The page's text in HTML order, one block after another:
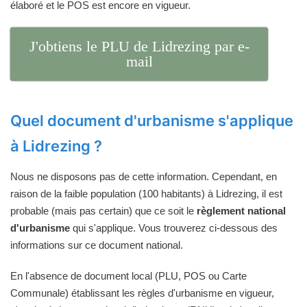
élaboré et le POS est encore en vigueur.
J'obtiens le PLU de Lidrezing par e-
mail
Quel document d'urbanisme s'applique
à Lidrezing ?
Nous ne disposons pas de cette information. Cependant, en
raison de la faible population (100 habitants) à Lidrezing, il est
probable (mais pas certain) que ce soit le règlement national
d'urbanisme qui s'applique. Vous trouverez ci-dessous des
informations sur ce document national.
En l'absence de document local (PLU, POS ou Carte
Communale) établissant les règles d'urbanisme en vigueur,